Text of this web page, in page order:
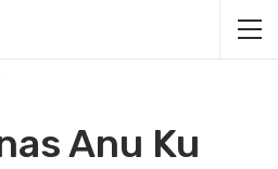
Anu Ku